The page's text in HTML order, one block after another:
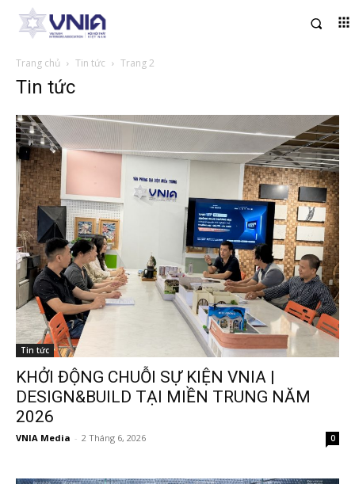
Trang chủ Tin tức Trang 2
Tin tức
Tin tức
KHỞI ĐỘNG CHUỖI SỰ KIỆN VNIA |
DESIGN&BUILD TẠI MIỀN TRUNG NĂM
2026
VNIA Media - 2 Tháng 6, 2026 0